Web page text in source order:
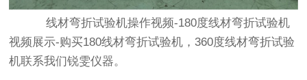
线材弯折试验机操作视频-180度线材弯折试验机
视频展示-购买180线材弯折试验机，360度线材弯折试验
机联系我们锐雯仪器。